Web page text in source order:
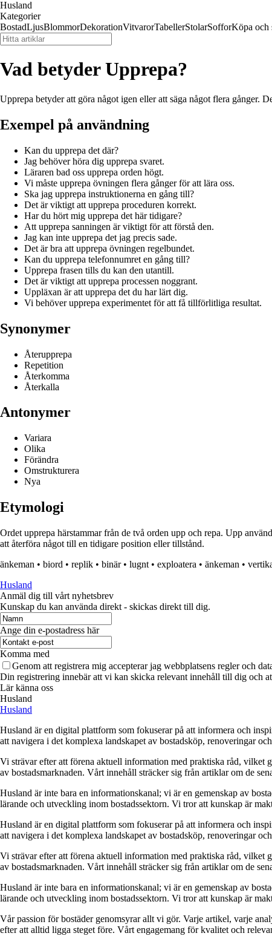
Husland
Kategorier
BostadLjusBlommorDekorationVitvarorTabellerStolarSofforKöpa och
Vad betyder Upprepa?
Upprepa betyder att göra något igen eller att säga något flera gånger.
Exempel på användning
Kan du upprepa det där?
Jag behöver höra dig upprepa svaret.
Läraren bad oss upprepa orden högt.
Vi måste upprepa övningen flera gånger för att lära oss.
Ska jag upprepa instruktionerna en gång till?
Det är viktigt att upprepa proceduren korrekt.
Har du hört mig upprepa det här tidigare?
Att upprepa sanningen är viktigt för att förstå den.
Jag kan inte upprepa det jag precis sade.
Det är bra att upprepa övningen regelbundet.
Kan du upprepa telefonnumret en gång till?
Upprepa frasen tills du kan den utantill.
Det är viktigt att upprepa processen noggrant.
Uppläxan är att upprepa det du har lärt dig.
Vi behöver upprepa experimentet för att få tillförlitliga resultat.
Synonymer
Återupprepa
Repetition
Återkomma
Återkalla
Antonymer
Variara
Olika
Förändra
Omstrukturera
Nya
Etymologi
Ordet upprepa härstammar från de två orden upp och repa. Upp
att återföra något till en tidigare position eller tillstånd.
änkeman • biord • replik • binär• lugnt • exploatera • änkeman •
Husland
Anmäl dig till vårt nyhetsbrev
Kunskap du kan använda direkt - skickas direkt till dig.
Ange din e-postadress här
Komma med
Genom att registrera mig accepterar jag webbplatsens regler och
Din registrering innebär att vi kan skicka relevant innehåll till dig och
Lär känna oss
Husland
Husland
Husland är en digital plattform som fokuserar på att informera och
att navigera i det komplexa landskapet av bostadsköp, renoveringar
Vi strävar efter att förena aktuell information med praktiska råd, vilket
av bostadsmarknaden. Vårt innehåll sträcker sig från artiklar om de
Husland är inte bara en informationskanal; vi är en gemenskap av
lärande och utveckling inom bostadssektorn. Vi tror att kunskap är
Husland är en digital plattform som fokuserar på att informera och
att navigera i det komplexa landskapet av bostadsköp, renoveringar
Vi strävar efter att förena aktuell information med praktiska råd, vilket
av bostadsmarknaden. Vårt innehåll sträcker sig från artiklar om de
Husland är inte bara en informationskanal; vi är en gemenskap av
lärande och utveckling inom bostadssektorn. Vi tror att kunskap är
Vår passion för bostäder genomsyrar allt vi gör. Varje artikel, varje
efter att alltid ligga steget före. Vårt engagemang för kvalitet och